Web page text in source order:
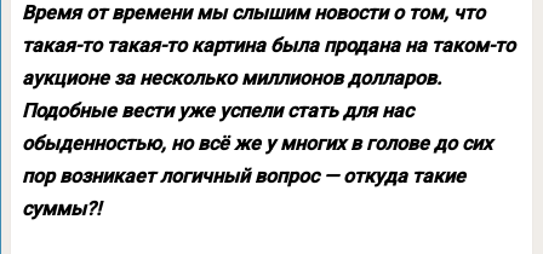
Время от времени мы слышим новости о том, что
такая-то такая-то картина была продана на таком-то
аукционе за несколько миллионов долларов.
Подобные вести уже успели стать для нас
обыденностью, но всё же у многих в голове до сих
пор возникает логичный вопрос — откуда такие
суммы?!